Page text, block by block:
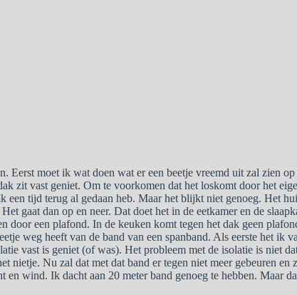
Eerst moet ik wat doen wat er een beetje vreemd uit zal zien
zit vast geniet. Om te voorkomen dat het loskomt door het
een tijd terug al gedaan heb. Maar het blijkt niet genoeg. Het
gaat dan op en neer. Dat doet het in de eetkamer en de
door een plafond. In de keuken komt tegen het dak geen
weg heeft van de band van een spanband. Als eerste het ik
vast is geniet (of was). Het probleem met de isolatie is niet
nietje. Nu zal dat met dat band er tegen niet meer gebeuren en
en wind. Ik dacht aan 20 meter band genoeg te hebben. Maar